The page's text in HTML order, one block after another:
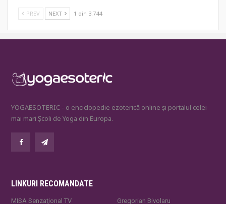
PREV NEXT 1 din 3.744
YOGAESOTERIC - o enciclopedie ezoterică online și portalul celei
mai mari Școli de Yoga din Europa.
LINKURI RECOMANDATE
MISA Senzaţional TV
Gregorian Bivolaru